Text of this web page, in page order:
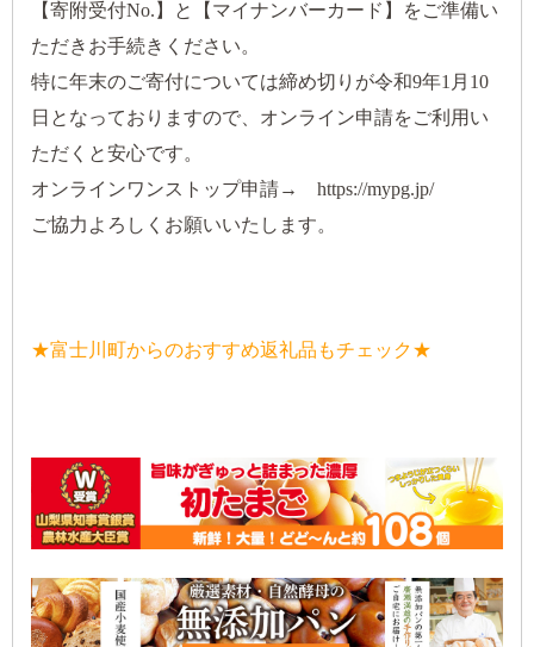
【寄附受付No.】と【マイナンバーカード】をご準備い
ただきお手続きください。
特に年末のご寄付については締め切りが令和9年1月10
日となっておりますので、オンライン申請をご利用い
ただくと安心です。
オンラインワンストップ申請→ https://mypg.jp/
ご協力よろしくお願いいたします。
★富士川町からのおすすめ返礼品もチェック★